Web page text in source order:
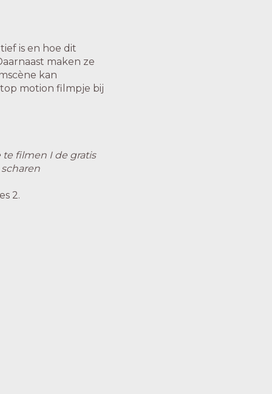
is en hoe dit
maken ze
kan
motion filmpje bij
filmen I de gratis
2.